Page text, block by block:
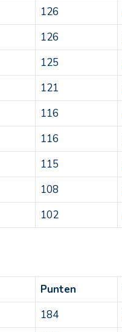
126
126
125
121
116
116
115
108
102
Punten
184